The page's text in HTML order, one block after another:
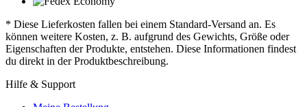
* Diese Lieferkosten fallen bei einem Standard-Versand an. Es
können weitere Kosten, z. B. aufgrund des Gewichts, Größe oder
Eigenschaften der Produkte, entstehen. Diese Informationen findest
du direkt in der Produktbeschreibung.
Hilfe & Support